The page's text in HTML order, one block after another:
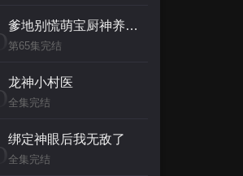
爹地别慌萌宝厨神养全家
第65集完结
龙神小村医
全集完结
绑定神眼后我无敌了
全集完结